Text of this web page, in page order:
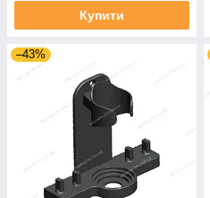
Купити
–43%